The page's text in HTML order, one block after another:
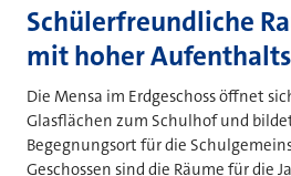
Schülerfreundliche
mit hoher
Die Mensa im Erdgeschoss öffnet
Glasflächen zum Schulhof und
Begegnungsort für die
Geschossen sind die Räume für die